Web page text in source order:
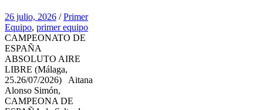
26 julio, 2026 / Primer
Equipo, primer equipo
CAMPEONATO DE
ESPAÑA
ABSOLUTO AIRE
LIBRE (Málaga,
25.26/07/2026) Aitana
Alonso Simón,
CAMPEONA DE